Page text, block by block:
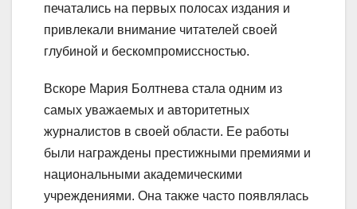
печатались на первых полосах издания и
привлекали внимание читателей своей
глубиной и бескомпромиссностью.
Вскоре Мария Болтнева стала одним из
самых уважаемых и авторитетных
журналистов в своей области. Ее работы
были награждены престижными премиями и
национальными академическими
учреждениями. Она также часто появлялась